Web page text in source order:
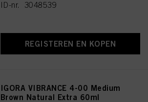
ID-nr. 3048539
REGISTEREN EN KOPEN
IGORA VIBRANCE 4-00 Medium
Brown Natural Extra 60ml